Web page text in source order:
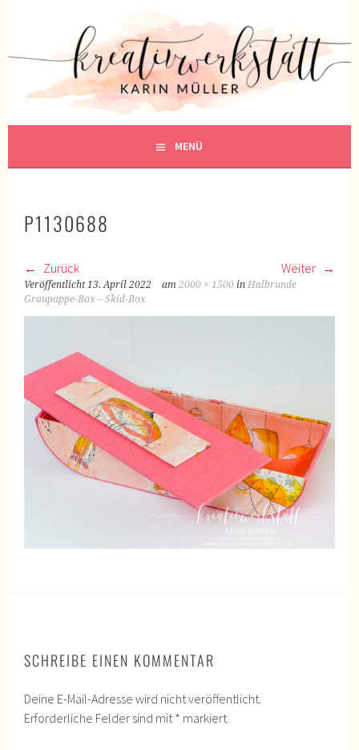
KREATIVWERKSTATT
KREATIV SEIN
MENÜ
P1130688
Zurück Weiter
Veröffentlicht13. April 2022 am2000 × 1500 inHalbrunde
Graupappe-Box – Skid-Box
SCHREIBE EINEN KOMMENTAR
Deine E-Mail-Adresse wird nicht veröffentlicht.
Erforderliche Felder sind mit* markiert